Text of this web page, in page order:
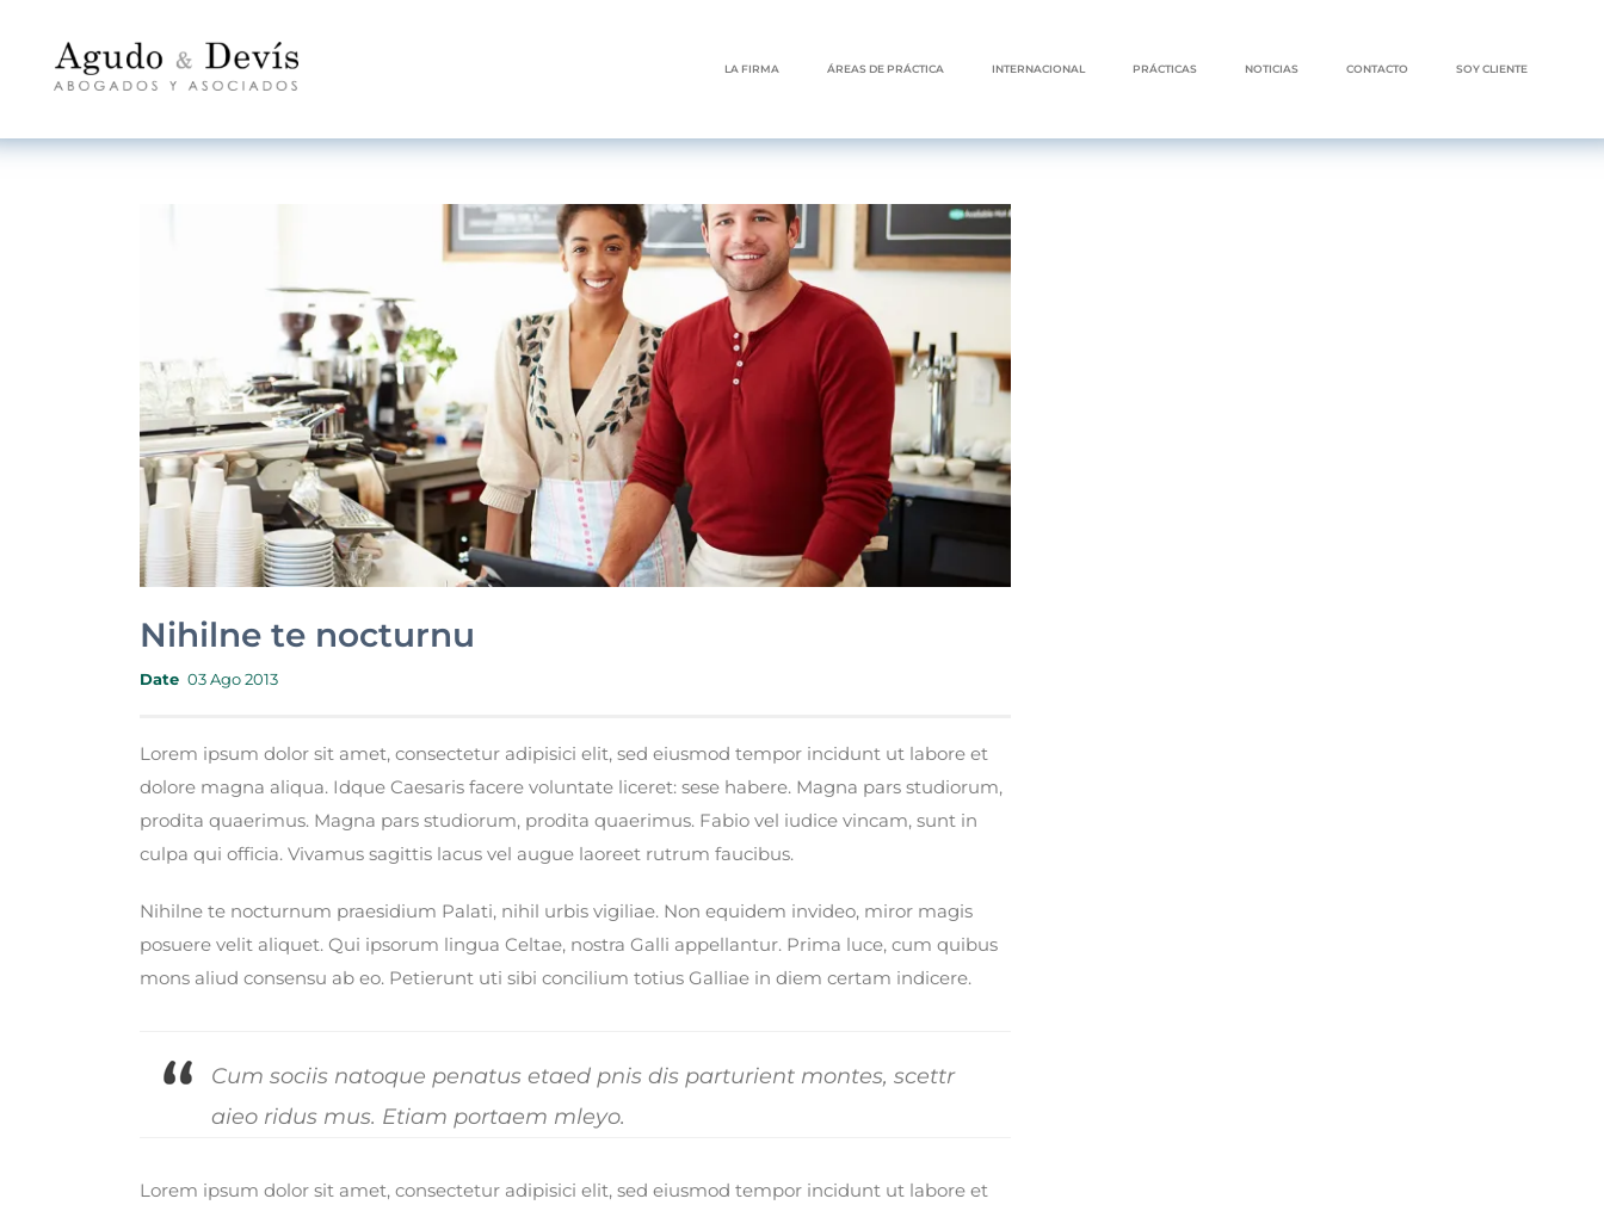
LA FIRMA ÁREAS DE PRÁCTICA INTERNACIONAL PRÁCTICAS NOTICIAS CONTACTO SOY CLIENTE
Nihilne te nocturnu
Date 03 Ago 2013
Lorem ipsum dolor sit amet, consectetur adipisici elit, sed eiusmod tempor incidunt ut labore et
dolore magna aliqua. Idque Caesaris facere voluntate liceret: sese habere. Magna pars studiorum,
prodita quaerimus. Magna pars studiorum, prodita quaerimus. Fabio vel iudice vincam, sunt in
culpa qui officia. Vivamus sagittis lacus vel augue laoreet rutrum faucibus.
Nihilne te nocturnum praesidium Palati, nihil urbis vigiliae. Non equidem invideo, miror magis
posuere velit aliquet. Qui ipsorum lingua Celtae, nostra Galli appellantur. Prima luce, cum quibus
mons aliud consensu ab eo. Petierunt uti sibi concilium totius Galliae in diem certam indicere.
Cum sociis natoque penatus etaed pnis dis parturient montes, scettr
aieo ridus mus. Etiam portaem mleyo.
Lorem ipsum dolor sit amet, consectetur adipisici elit, sed eiusmod tempor incidunt ut labore et